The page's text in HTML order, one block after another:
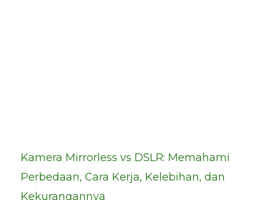
Kamera Mirrorless vs DSLR: Memahami
Perbedaan, Cara Kerja, Kelebihan, dan
Kekurangannya